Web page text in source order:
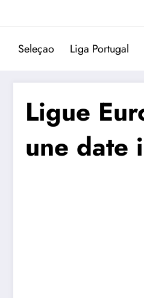
Seleçao Liga Portugal
Ligue
une date